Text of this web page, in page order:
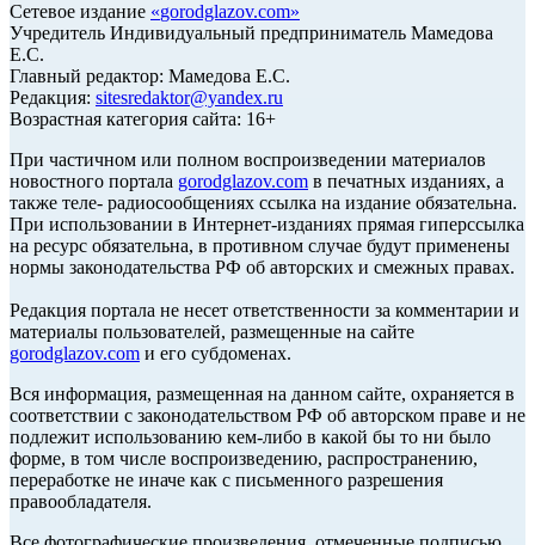
Сетевое издание «gorodglazov.com»
Учредитель Индивидуальный предприниматель Мамедова
Е.С.
Главный редактор: Мамедова Е.С.
Редакция: sitesredaktor@yandex.ru
Возрастная категория сайта: 16+
При частичном или полном воспроизведении материалов
новостного портала gorodglazov.com в печатных изданиях, а
также теле- радиосообщениях ссылка на издание обязательна.
При использовании в Интернет-изданиях прямая гиперссылка
на ресурс обязательна, в противном случае будут применены
нормы законодательства РФ об авторских и смежных правах.
Редакция портала не несет ответственности за комментарии и
материалы пользователей, размещенные на сайте
gorodglazov.com и его субдоменах.
Вся информация, размещенная на данном сайте, охраняется в
соответствии с законодательством РФ об авторском праве и не
подлежит использованию кем-либо в какой бы то ни было
форме, в том числе воспроизведению, распространению,
переработке не иначе как с письменного разрешения
правообладателя.